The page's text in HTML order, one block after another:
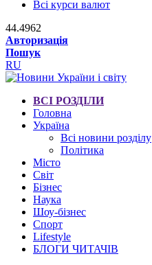
Всі курси валют
44.4962
Авторизація
Пошук
RU
ВСІ РОЗДІЛИ
Головна
Україна
Всі новини розділу
Політика
Місто
Світ
Бізнес
Наука
Шоу-бізнес
Спорт
Lifestyle
БЛОГИ ЧИТАЧІВ